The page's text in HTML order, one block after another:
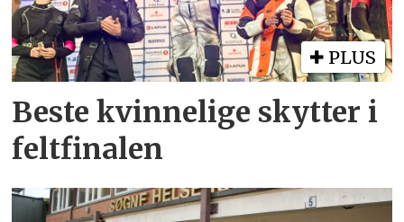
PLUS
Beste kvinnelige skytter i
feltfinalen